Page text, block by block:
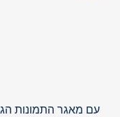
עם מאגר התמונות